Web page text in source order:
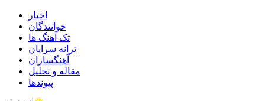
اخبار
خوانندگان
تک آهنگ ها
ترانه سرایان
آهنگسازان
مقاله و تحلیل
پیوندها